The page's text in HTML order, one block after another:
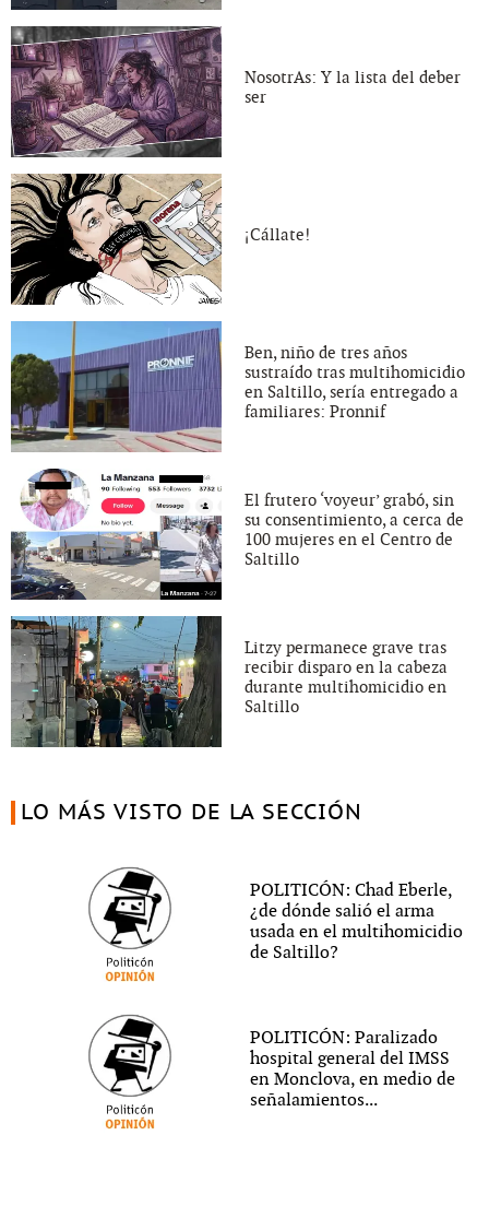
NosotrAs: Y la lista del deber
ser
¡Cállate!
Ben, niño de tres años
sustraído tras multihomicidio
en Saltillo, sería entregado a
familiares: Pronnif
El frutero ‘voyeur’ grabó, sin
su consentimiento, a cerca de
100 mujeres en el Centro de
Saltillo
Litzy permanece grave tras
recibir disparo en la cabeza
durante multihomicidio en
Saltillo
LO MÁS VISTO DE LA SECCIÓN
POLITICÓN: Chad Eberle,
¿de dónde salió el arma
usada en el multihomicidio
de Saltillo?
POLITICÓN: Paralizado
hospital general del IMSS
en Monclova, en medio de
señalamientos...